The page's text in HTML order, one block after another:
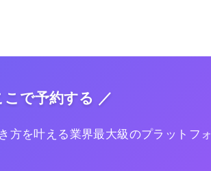
で予約する ／
方を叶える業界最大級のプラットフォ